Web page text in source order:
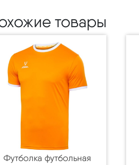
товары
Футболка футбольная